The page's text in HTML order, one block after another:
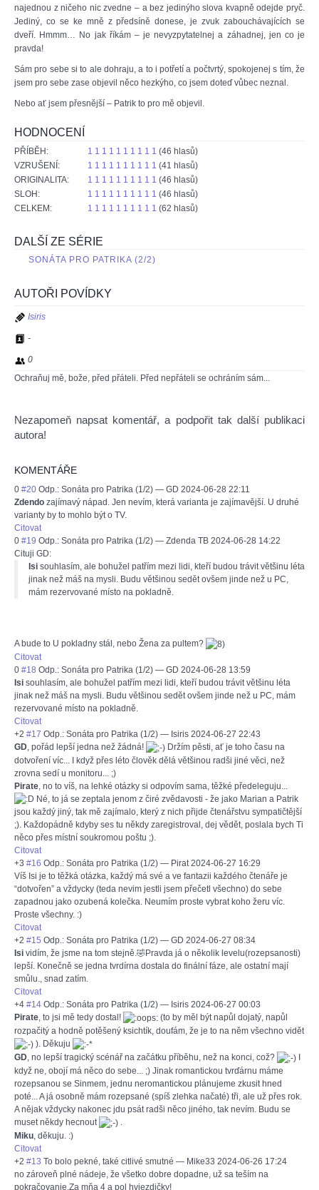
najednou z ničeho nic zvedne – a bez jedinýho slova kvapně odejde pryč.
Jediný, co se ke mně z předsíně donese, je zvuk zabouchávajících se
dveří. Hmmm… No jak říkám – je nevyzpytatelnej a záhadnej, jen co je
pravda!
Sám pro sebe si to ale dohraju, a to i potřetí a počtvrtý, spokojenej s tím, že
jsem pro sebe zase objevil něco hezkýho, co jsem doteď vůbec neznal.
Nebo ať jsem přesnější – Patrik to pro mě objevil.
HODNOCENÍ
PŘÍBĚH: 1 1 1 1 1 1 1 1 1 1 (46 hlasů)
VZRUŠENÍ:
1 1 1 1 1 1 1 1 1 1 (41 hlasů)
ORIGINALITA:
1 1 1 1 1 1 1 1 1 1 (46 hlasů)
SLOH:
1 1 1 1 1 1 1 1 1 1 (46 hlasů)
CELKEM:
1 1 1 1 1 1 1 1 1 1 (62 hlasů)
DALŠÍ ZE SÉRIE
SONÁTA PRO PATRIKA (2/2)
AUTOŘI POVÍDKY
Isiris
-
0
Ochraňuj mě, bože, před přáteli. Před nepřáteli se ochráním sám...
Nezapomeň napsat komentář, a podpořit tak další publikaci
autora!
KOMENTÁŘE
0 #20 Odp.: Sonáta pro Patrika (1/2) — GD 2024-06-28 22:11
Zdendo zajímavý nápad. Jen nevím, která varianta je zajímavější. U druhé
varianty by to mohlo být o TV.
Citovat
0 #19 Odp.: Sonáta pro Patrika (1/2) — Zdenda TB 2024-06-28 14:22
Cituji GD:
Isi souhlasím, ale bohužel patřím mezi lidi, kteří budou trávit většinu léta
jinak než máš na mysli. Budu většinou sedět ovšem jinde než u PC,
mám rezervované místo na pokladně.
A bude to U pokladny stál, nebo Žena za pultem?
Citovat
0 #18 Odp.: Sonáta pro Patrika (1/2) — GD 2024-06-28 13:59
Isi souhlasím, ale bohužel patřím mezi lidi, kteří budou trávit většinu léta
jinak než máš na mysli. Budu většinou sedět ovšem jinde než u PC, mám
rezervované místo na pokladně.
Citovat
+2 #17 Odp.: Sonáta pro Patrika (1/2) — Isiris 2024-06-27 22:43
GD, pořád lepší jedna než žádná!
Držím pěsti, ať je toho času na
dotvoření víc... I když přes léto člověk dělá většinou radši jiné věci, než
zrovna sedí u monitoru... ;)
Pirate , no to víš, na lehké otázky si odpovím sama, těžké předeleguju...
Né, to já se zeptala jenom z čiré zvědavosti - že jako Marian a Patrik
jsou každý jiný, tak mě zajímalo, který z nich přijde čtenářstvu sympatičtější
;). Každopádně kdyby ses tu někdy zaregistroval, dej vědět, poslala bych Ti
něco přes místní soukromou poštu ;).
Citovat
+3 #16 Odp.: Sonáta pro Patrika (1/2) — Pirat 2024-06-27 16:29
Víš Isi je to těžká otázka, každý má své a ve fantazii každého čtenáře je
“dotvořen” a vždycky (teda nevim jestli jsem přečetl všechno) do sebe
zapadnou jako ozubená kolečka. Neumím proste vybrat koho žeru víc.
Proste všechny. :)
Citovat
+2 #15 Odp.: Sonáta pro Patrika (1/2) — GD 2024-06-27 08:34
Isi vidím, že jsme na tom stejně.🤣Pravda já o několik levelu(rozepsanosti)
lepší. Konečně se jedna tvrdírna dostala do finální fáze, ale ostatní mají
smůlu., snad zatím.
Citovat
+4 #14 Odp.: Sonáta pro Patrika (1/2) — Isiris 2024-06-27 00:03
Pirate, to jsi mě tedy dostal!
(to by měl být napůl dojatý, napůl
rozpačitý a hodně potěšený ksichtík, doufám, že je to na něm všechno vidět
). Děkuju
GD, no lepší tragický scénář na začátku příběhu, než na konci, což?
když ne, obojí má něco do sebe... ;) Jinak romantickou tvrďárnu máme
rozepsanou se Sinmem, jednu neromantickou plánujeme zkusit hned
poté... A já osobně mám rozepsané (spíš zlehka načaté) tři, ale už přes rok.
A nějak vždycky nakonec jdu psát radši něco jiného, tak nevím. Budu se
muset někdy hecnout
.
Miku , děkuju. :)
Citovat
+2 #13 To bolo pekné, také citlivé smutné — Mike33 2024-06-26 17:24
no zároveň plné nádeje, že všetko dobre dopadne, už sa teším na
pokračovanie.Za mňa 4 a pol hviezdičky!